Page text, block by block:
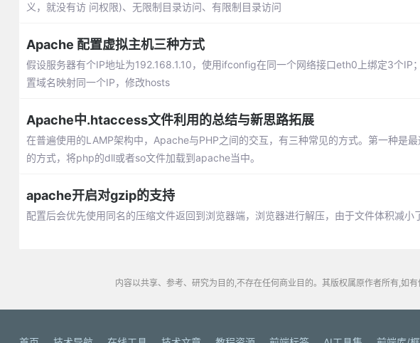
义，就没有访 问权限)、无限制目录访问、有限制目录访问
Apache 配置虚拟主机三种方式
假设服务器有个IP地址为192.168.1.10，使用ifconfig在同一个网络接口eth0上绑定3个
置域名映射同一个IP，修改hosts
Apache中.htaccess文件利用的总结与新思路拓展
在普遍使用的LAMP架构中，Apache与PHP之间的交互，有三种常见的方式。第一种
的方式，将php的dll或者so文件加载到apache当中。
apache开启对gzip的支持
配置后会优先使用同名的压缩文件返回到浏览器端，浏览器进行解压，由于文件体积减小
内容以共享、参考、研究为目的,不存在任何商业目的。其版权属原作者所有,如